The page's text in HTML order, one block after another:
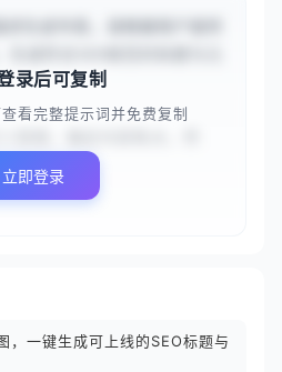
录后可复制
看完整提示词并免费复制
立即登录
，一键生成可上线的SEO标题与